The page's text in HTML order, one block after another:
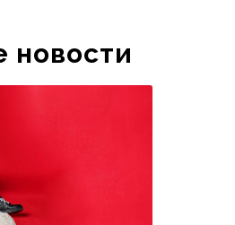
новости